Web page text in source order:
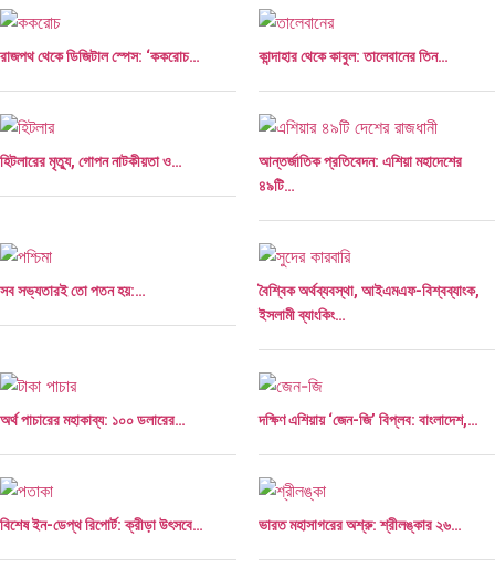
রাজপথ থেকে ডিজিটাল স্পেস: ‘ককরোচ… কান্দাহার থেকে কাবুল: তালেবানের তিন…
হিটলারের মৃত্যু, গোপন নাটকীয়তা ও…
আন্তর্জাতিক প্রতিবেদন: এশিয়া মহাদেশের
৪৯টি…
সব সভ্যতারই তো পতন হয়:…
বৈশ্বিক অর্থব্যবস্থা, আইএমএফ-বিশ্বব্যাংক,
ইসলামী ব্যাংকিং…
অর্থ পাচারের মহাকাব্য: ১০০ ডলারের… দক্ষিণ এশিয়ায় ‘জেন-জি’ বিপ্লব: বাংলাদেশ,…
বিশেষ ইন-ডেপ্থ রিপোর্ট: ক্রীড়া উৎসবে… ভারত মহাসাগরের অশ্রু: শ্রীলঙ্কার ২৬…